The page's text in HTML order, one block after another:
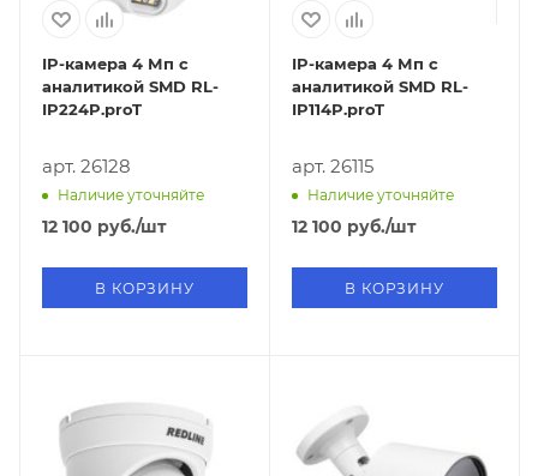
IP-камера 4 Мп с
аналитикой SMD RL-
IP224P.proT
арт. 26128
Наличие уточняйте
12 100 руб./шт
В КОРЗИНУ
IP-камера 4 Мп с
аналитикой SMD RL-
IP114P.proT
арт. 26115
Наличие уточняйте
12 100 руб./шт
В КОРЗИНУ